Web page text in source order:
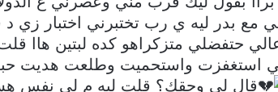
بدر ليه ي رب تختبرني اختبار زي
حتفضلي متزكراهو كده لبتين هاا
قال لي وحقك؟ قلت ليه م لي نفس